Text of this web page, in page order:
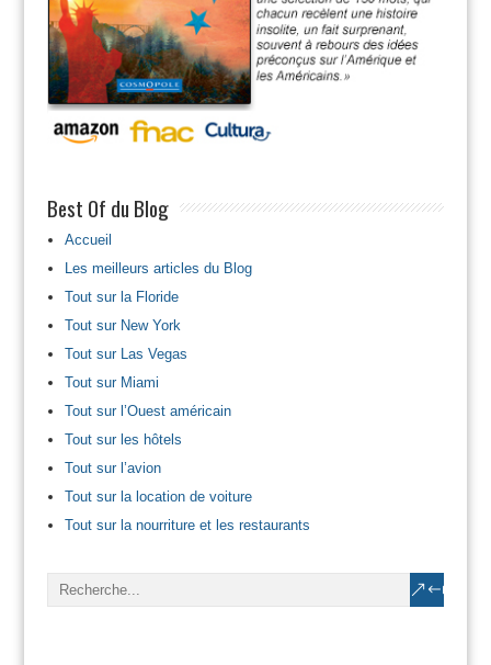
Best Of du Blog
Accueil
Les meilleurs articles du Blog
Tout sur la Floride
Tout sur New York
Tout sur Las Vegas
Tout sur Miami
Tout sur l’Ouest américain
Tout sur les hôtels
Tout sur l’avion
Tout sur la location de voiture
Tout sur la nourriture et les restaurants